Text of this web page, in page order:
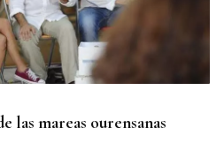
las mareas ourensanas